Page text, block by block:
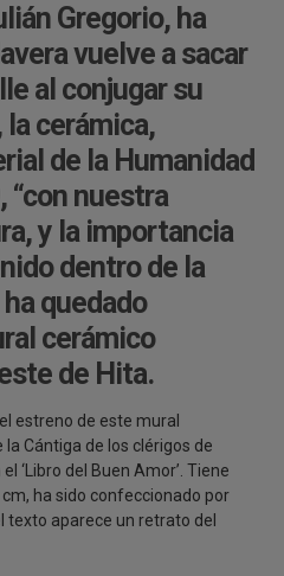
Gregorio, ha
vuelve a sacar
al conjugar su
cerámica,
de la Humanidad
“con nuestra
y la importancia
dentro de la
quedado
cerámico
de Hita.
estreno de este mural
Cántiga de los clérigos de
‘Libro del Buen Amor’. Tiene
ha sido confeccionado por
texto aparece un retrato del